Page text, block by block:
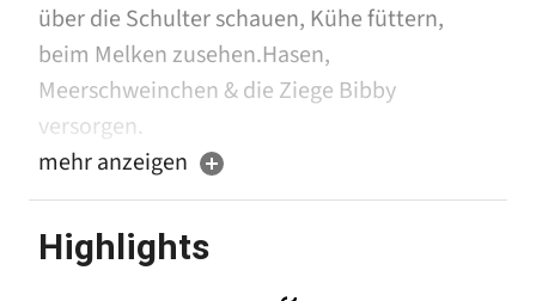
über die Schulter schauen, Kühe füttern,
beim Melken zusehen.Hasen,
Meerschweinchen & die Ziege Bibby
versorgen.
Oder natürlich die herrliche Natur genießen.
Schwarzwald
mehr anzeigen
Highlights